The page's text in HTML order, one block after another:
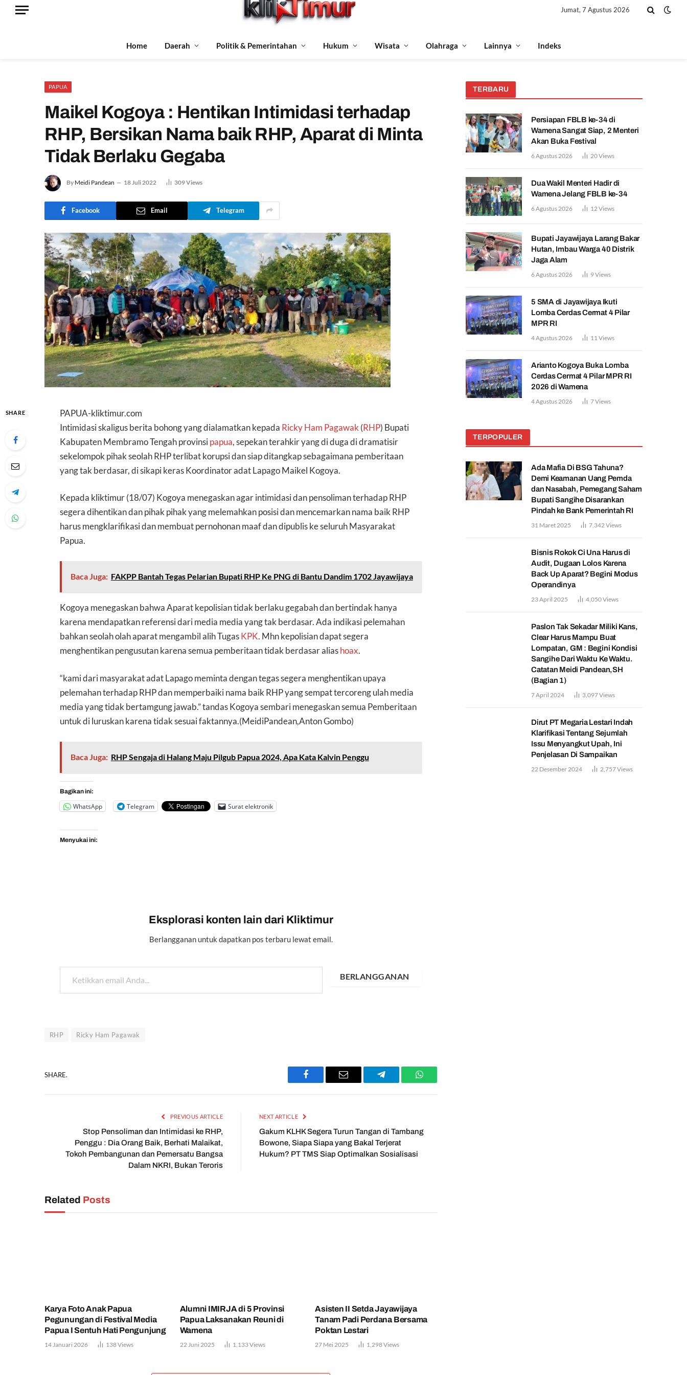
Jumat, 7 Agustus 2026
Home Daerah Politik & Pemerintahan Hukum Wisata Olahraga Lainnya Indeks
PAPUA
Maikel Kogoya : Hentikan Intimidasi terhadap
RHP, Bersikan Nama baik RHP, Aparat di Minta
Tidak Berlaku Gegaba
By Meidi Pandean 18 Juli 2022 309Views
Facebook Email Telegram
SHARE
PAPUA-kliktimur.com
Intimidasi skaligus berita bohong yang dialamatkan kepada Ricky Ham Pagawak (RHP) Bupati
Kabupaten Membramo Tengah provinsi papua, sepekan terahkir yang di duga di dramatisir
sekelompok pihak seolah RHP terlibat korupsi dan siap ditangkap sebagaimana pemberitaan
yang tak berdasar, di sikapi keras Koordinator adat Lapago Maikel Kogoya.
Kepada kliktimur (18/07) Kogoya menegaskan agar intimidasi dan pensoliman terhadap RHP
segera dihentikan dan pihak pihak yang melemahkan posisi dan mencemarkan nama baik RHP
harus mengklarifikasi dan membuat pernohonan maaf dan dipublis ke seluruh Masyarakat
Papua.
Baca Juga: FAKPP Bantah Tegas Pelarian Bupati RHP Ke PNG di Bantu Dandim 1702 Jayawijaya
Kogoya menegaskan bahwa Aparat kepolisian tidak berlaku gegabah dan bertindak hanya
karena mendapatkan referensi dari media media yang tak berdasar. Ada indikasi pelemahan
bahkan seolah olah aparat mengambil alih Tugas KPK. Mhn kepolisian dapat segera
menghentikan pengusutan karena semua pemberitaan tidak berdasar alias hoax.
“kami dari masyarakat adat Lapago meminta dengan tegas segera menghentikan upaya
pelemahan terhadap RHP dan memperbaiki nama baik RHP yang sempat tercoreng ulah media
media yang tidak bertamgung jawab.” tandas Kogoya sembari menegaskan semua Pemberitaan
untuk di luruskan karena tidak sesuai faktannya.(MeidiPandean,Anton Gombo)
Baca Juga: RHP Sengaja di Halang Maju Pilgub Papua 2024, Apa Kata Kalvin Penggu
Bagikan ini:
WhatsApp Telegram Surat elektronik
Menyukai ini:
Eksplorasi konten lain dari Kliktimur
Berlangganan untuk dapatkan pos terbaru lewat email.
Ketikkan email Anda...
BERLANGGANAN
RHP Ricky Ham Pagawak
SHARE.
Facebook Email Telegram WhatsApp
PREVIOUS ARTICLE
Stop Pensoliman dan Intimidasi ke RHP,
Penggu : Dia Orang Baik, Berhati Malaikat,
Tokoh Pembangunan dan Pemersatu Bangsa
Dalam NKRI, Bukan Teroris
NEXT ARTICLE
Gakum KLHK Segera Turun Tangan di Tambang
Bowone, Siapa Siapa yang Bakal Terjerat
Hukum? PT TMS Siap Optimalkan Sosialisasi
Related Posts
Karya Foto Anak Papua
Pegunungan di Festival Media
Papua I Sentuh Hati Pengunjung
14 Januari 2026 138Views
Alumni IMIRJA di 5 Provinsi
Papua Laksanakan Reuni di
Wamena
22 Juni 2025 1,133Views
Asisten II Setda Jayawijaya
Tanam Padi Perdana Bersama
Poktan Lestari
27 Mei 2025 1,298Views
TERBARU
Persiapan FBLB ke-34 di
Wamena Sangat Siap, 2 Menteri
Akan Buka Festival
6 Agustus 2026 20Views
Dua Wakil Menteri Hadir di
Wamena Jelang FBLB ke-34
6 Agustus 2026 12 Views
Bupati Jayawijaya Larang Bakar
Hutan, Imbau Warga 40 Distrik
Jaga Alam
6 Agustus 2026 9Views
5 SMA di Jayawijaya Ikuti
Lomba Cerdas Cermat 4 Pilar
MPR RI
4 Agustus 2026 11 Views
Arianto Kogoya Buka Lomba
Cerdas Cermat 4 Pilar MPR RI
2026 di Wamena
4 Agustus 2026 7Views
TERPOPULER
Ada Mafia Di BSG Tahuna?
Demi Keamanan Uang Pemda
dan Nasabah, Pemegang Saham
Bupati Sangihe Disarankan
Pindah ke Bank Pemerintah RI
31 Maret 2025 7,342 Views
Bisnis Rokok Ci Una Harus di
Audit, Dugaan Lolos Karena
Back Up Aparat? Begini Modus
Operandinya
23 April 2025 4,050Views
Paslon Tak Sekadar Miliki Kans,
Clear Harus Mampu Buat
Lompatan, GM : Begini Kondisi
Sangihe Dari Waktu Ke Waktu.
Catatan Meidi Pandean,SH
(Bagian 1)
7 April 2024 3,097Views
Dirut PT Megaria Lestari Indah
Klarifikasi Tentang Sejumlah
Issu Menyangkut Upah, Ini
Penjelasan Di Sampaikan
22 Desember 2024 2,757Views